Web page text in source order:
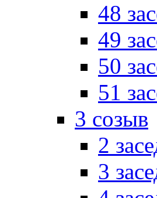
48
49
50
51
3 созыв
2
3